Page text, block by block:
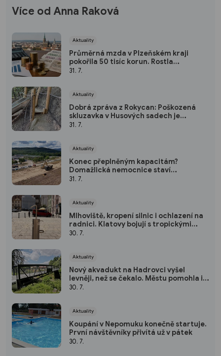
Více od Anna Raková
Aktuality
Průměrná mzda v Plzeňském kraji
pokořila 50 tisíc korun. Rostla
nejrychleji za pět let
31. 7.
Aktuality
Dobrá zpráva z Rokycan: Poškozená
skluzavka v Husových sadech je
opravena
31. 7.
Aktuality
Konec přeplněným kapacitám?
Domažlická nemocnice staví
parkoviště pro zaměstnance
31. 7.
Aktuality
Mlhoviště, kropení silnic i ochlazení na
radnici. Klatovy bojují s tropickými
vedry
30. 7.
Aktuality
Nový akvadukt na Hadrovci vyšel
levněji, než se čekalo. Městu pomohla i
krajská dotace
30. 7.
Aktuality
Koupání v Nepomuku konečně startuje.
První návštěvníky přivítá už v pátek
30. 7.